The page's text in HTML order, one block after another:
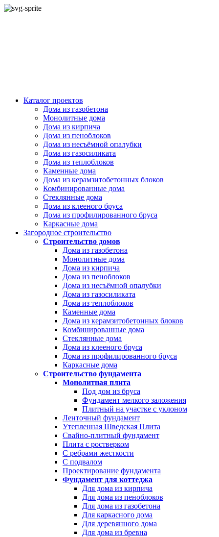
Каталог проектов
Дома из газобетона
Монолитные дома
Дома из кирпича
Дома из пеноблоков
Дома из несъёмной опалубки
Дома из газосиликата
Дома из теплоблоков
Каменные дома
Дома из керамзитобетонных блоков
Комбинированные дома
Стеклянные дома
Дома из клееного бруса
Дома из профилированного бруса
Каркасные дома
Загородное строительство
Строительство домов
Дома из газобетона
Монолитные дома
Дома из кирпича
Дома из пеноблоков
Дома из несъёмной опалубки
Дома из газосиликата
Дома из теплоблоков
Каменные дома
Дома из керамзитобетонных блоков
Комбинированные дома
Стеклянные дома
Дома из клееного бруса
Дома из профилированного бруса
Каркасные дома
Строительство фундамента
Монолитная плита
Под дом из бруса
Фундамент мелкого заложения
Плитный на участке с уклоном
Ленточный фундамент
Утепленная Шведская Плита
Свайно-плитный фундамент
Плита с ростверком
С ребрами жесткости
С подвалом
Проектирование фундамента
Фундамент для коттеджа
Для дома из кирпича
Для дома из пеноблоков
Для дома из газобетона
Для каркасного дома
Для деревянного дома
Для дома из бревна